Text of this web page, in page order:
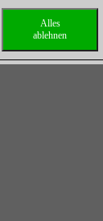
Alles
ablehnen